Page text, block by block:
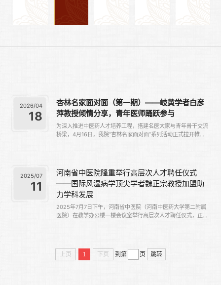
2026/04
18
杏林名家面对面（第一期）——岐黄学者白彦
萍教授倾情分享，青年医师踊跃参与
为深入推进中医药人才培养工程，搭建名医大家与青年骨干交流
桥梁，4月16日，我院“杏林名家面对面”系列活动正式拉开帷
2025/07
11
河南省中医院隆重举行高层次人才聘任仪式
——国际风湿病学顶尖学者魏正宗教授加盟助
力学科发展
2025年7月7日下午，河南省中医院（河南中医药大学第二附属
医院）在教学办公楼一楼会议室举行高层次人才聘任仪式，正式
上页
1 下页 到第 页 跳转